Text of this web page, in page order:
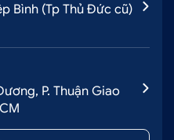
Bình (Tp Thủ Đức cũ)
P. Thuận Giao